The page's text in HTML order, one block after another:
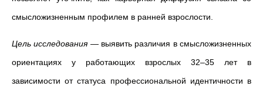
смысложизненным профилем в ранней взрослости.
Цель исследования— выявить различия в смысложизненных
ориентациях у работающих взрослых 32–35 лет в
зависимости от статуса профессиональной идентичности в